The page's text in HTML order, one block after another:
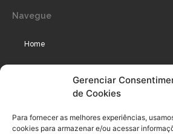
Gerenciar
de Cookies
Para fornecer as melhores experiências,
cookies para armazenar e/ou acessar
Navegue
Home
Podcast